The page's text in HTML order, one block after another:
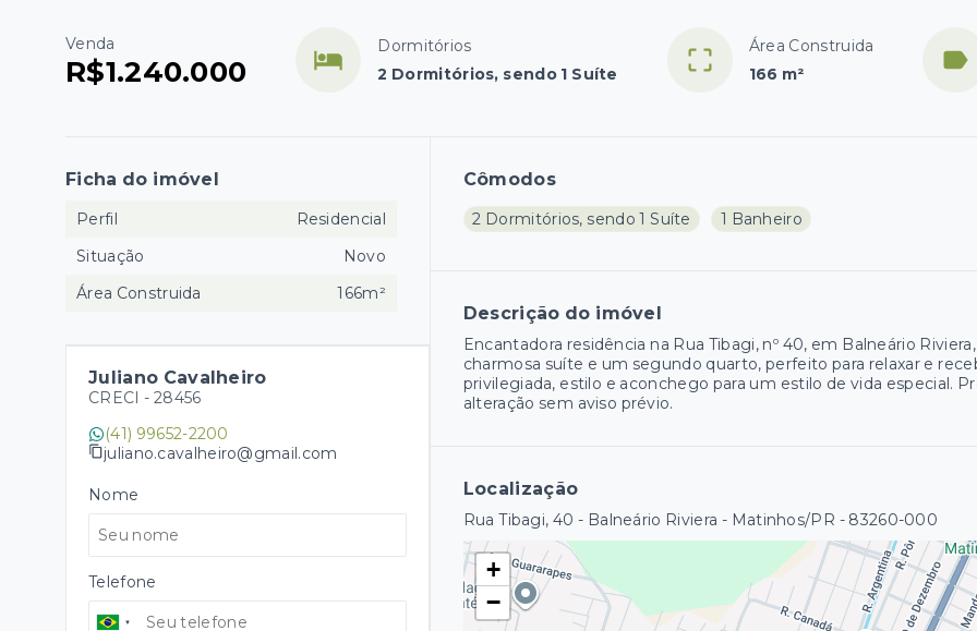
Venda
R$1.240.000
Dormitórios
2 Dormitórios, sendo 1 Suíte
Área Construida
166 m²
Cômodos
2 Dormitórios, sendo 1 Suíte 1 Banheiro
Descrição do imóvel
Encantadora residência na Rua Tibagi, nº 40, em Balneário
charmosa suíte e um segundo quarto, perfeito para relaxar e
privilegiada, estilo e aconchego para um estilo de vida especial.
alteração sem aviso prévio.
Localização
Rua Tibagi, 40 - Balneário Riviera - Matinhos/PR - 83260-000
+
−
Ficha do imóvel
Perfil
Residencial
Situação
Novo
Área Construida
166m²
Juliano Cavalheiro
CRECI - 28456
(41) 99652-2200
juliano.cavalheiro@gmail.com
Nome
Telefone